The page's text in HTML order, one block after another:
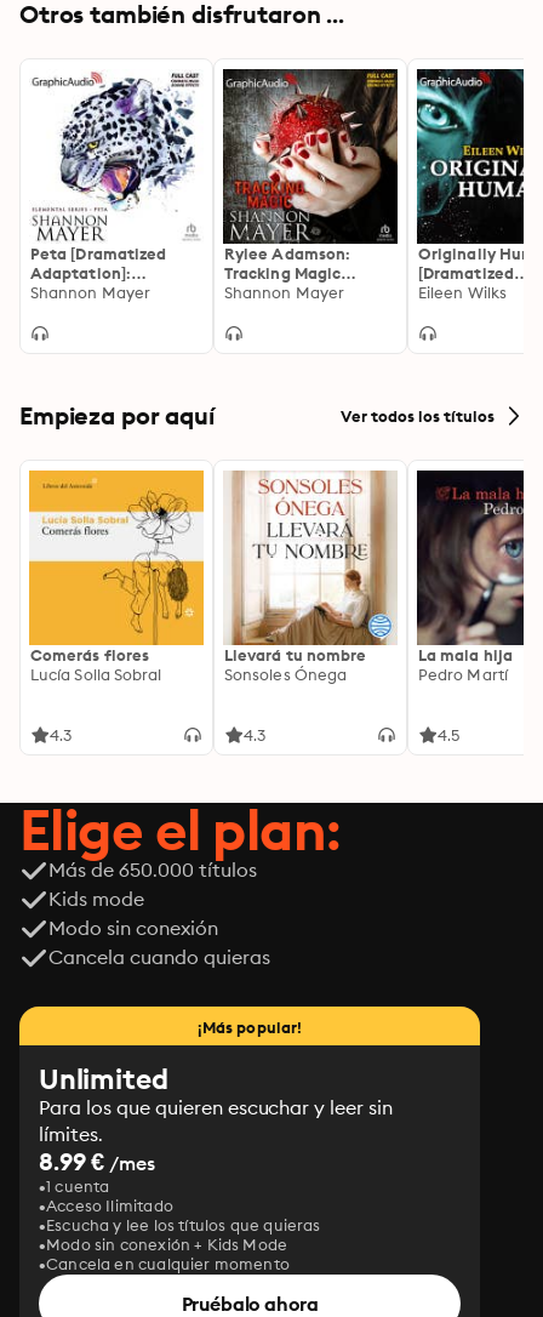
Otros también disfrutaron ...
Peta [Dramatized
Adaptation]:
Elemental
Shannon Mayer
Rylee Adamson:
Tracking Magic
[Dramatized
Adamson
Shannon Mayer
Originally
[Dramatized
Adaptation]:
Eileen Wilks
Empieza por aquí Ver todos los títulos
Comerás flores
Lucía Solla Sobral
4.3
Llevará tu nombre
Sonsoles Ónega
4.3
La mala hija
Pedro Martí
4.5
Elige el plan:
Más de 650.000 títulos
Kids mode
Modo sin conexión
Cancela cuando quieras
¡Más popular!
Unlimited
Para los que quieren escuchar y leer sin
límites.
8.99 € /mes
1 cuenta
Acceso Ilimitado
Escucha y lee los títulos que quieras
Modo sin conexión + Kids Mode
Cancela en cualquier momento
Pruébalo ahora